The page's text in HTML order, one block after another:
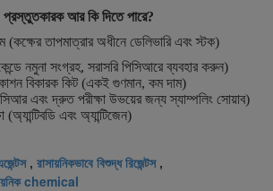
প্রস্তুতকারক আর কি দিতে পারে?
(কক্ষের তাপমাত্রার অধীনে ডেলিভারি এবং স্টক)
নমুনা সংগ্রহ, সরাসরি পিসিআরে ব্যবহার করুন)
বিকারক কিট (একই গুণমান, কম দাম)
এবং দ্রুত পরীক্ষা উভয়ের জন্য স্যাম্পলিং সোয়াব)
এবং অ্যান্টিজেন)
, রাসায়নিকভাবে বিশুদ্ধ রিজেন্টস,
chemical